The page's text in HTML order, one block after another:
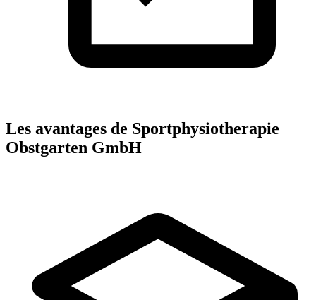
Les avantages de Sportphysiotherapie
Obstgarten GmbH